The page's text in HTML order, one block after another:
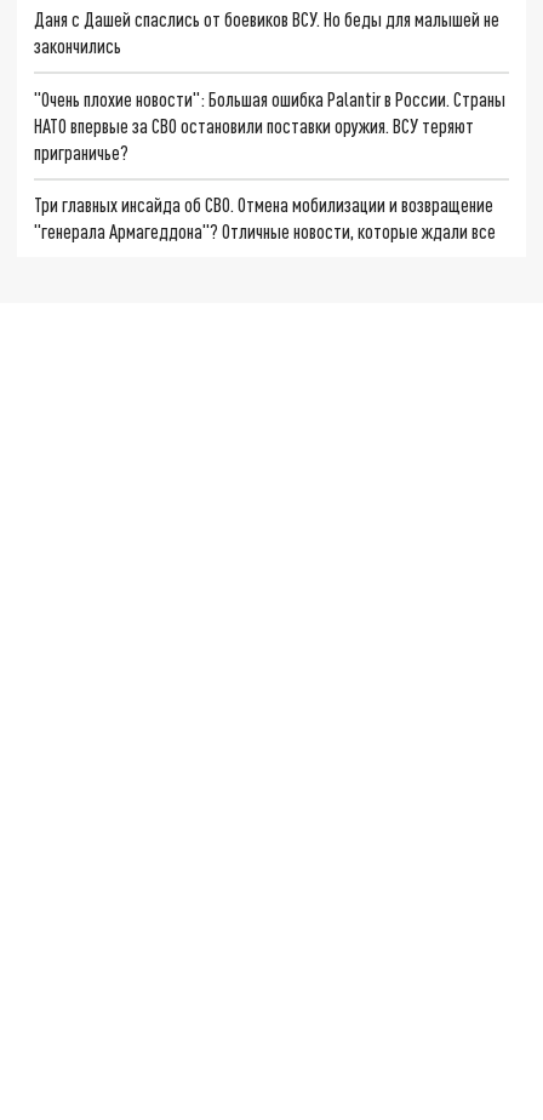
Даня с Дашей спаслись от боевиков ВСУ. Но беды для малышей не
закончились
"Очень плохие новости": Большая ошибка Palantir в России. Страны
НАТО впервые за СВО остановили поставки оружия. ВСУ теряют
приграничье?
Три главных инсайда об СВО. Отмена мобилизации и возвращение
"генерала Армагеддона"? Отличные новости, которые ждали все